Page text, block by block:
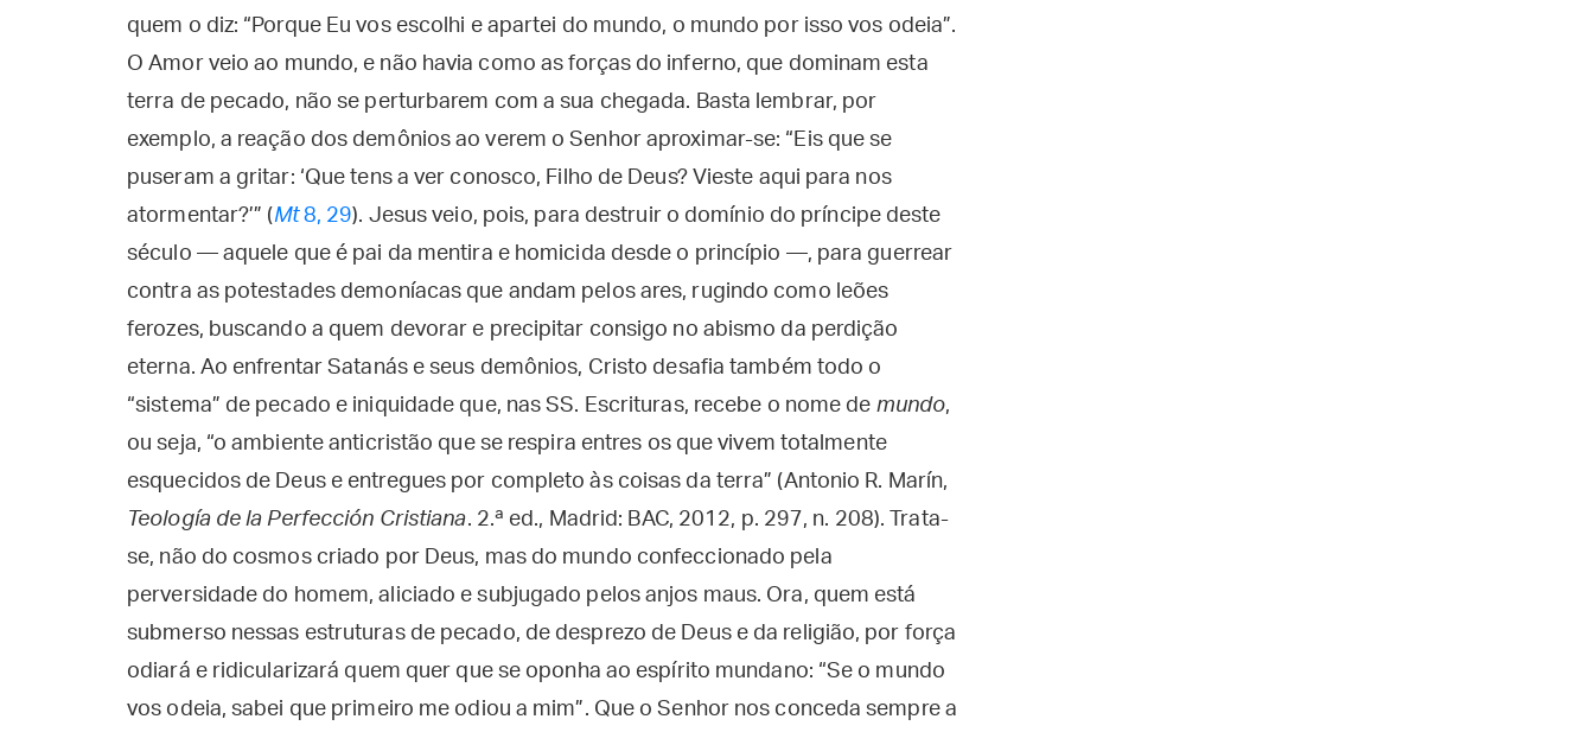
quem o diz: “Porque Eu vos escolhi e apartei do mundo, o mundo por isso vos odeia”.
O Amor veio ao mundo, e não havia como as forças do inferno, que dominam esta
terra de pecado, não se perturbarem com a sua chegada. Basta lembrar, por
exemplo, a reação dos demônios ao verem o Senhor aproximar-se: “Eis que se
puseram a gritar: ‘Que tens a ver conosco, Filho de Deus? Vieste aqui para nos
atormentar?’” (Mt8, 29). Jesus veio, pois, para destruir o domínio do príncipe deste
século — aquele que é pai da mentira e homicida desde o princípio —, para guerrear
contra as potestades demoníacas que andam pelos ares, rugindo como leões
ferozes, buscando a quem devorar e precipitar consigo no abismo da perdição
eterna. Ao enfrentar Satanás e seus demônios, Cristo desafia também todo o
“sistema” de pecado e iniquidade que, nas SS. Escrituras, recebe o nome de mundo,
ou seja, “o ambiente anticristão que se respira entres os que vivem totalmente
esquecidos de Deus e entregues por completo às coisas da terra” (Antonio R. Marín,
Teología de la Perfección Cristiana. 2.ª ed., Madrid: BAC, 2012, p. 297, n. 208). Trata-
se, não do cosmos criado por Deus, mas do mundo confeccionado pela
perversidade do homem, aliciado e subjugado pelos anjos maus. Ora, quem está
submerso nessas estruturas de pecado, de desprezo de Deus e da religião, por força
odiará e ridicularizará quem quer que se oponha ao espírito mundano: “Se o mundo
vos odeia, sabei que primeiro me odiou a mim”. Que o Senhor nos conceda sempre a